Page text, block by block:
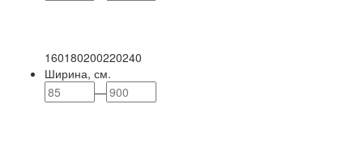
160180200220240
Ширина, см.
—